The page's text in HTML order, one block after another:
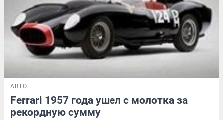
АВТО
Ferrari 1957 года ушел с молотка за
рекордную сумму